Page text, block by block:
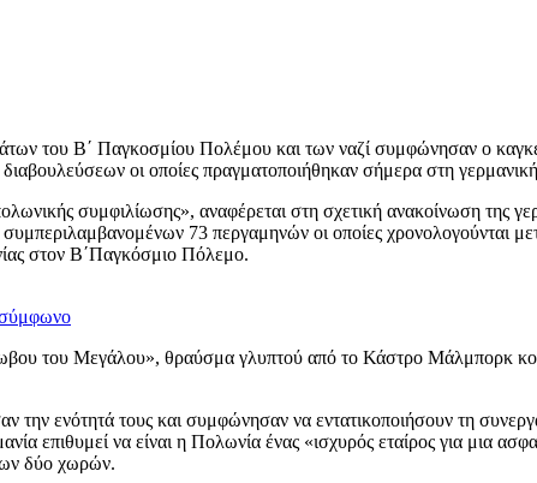
του Β΄ Παγκοσμίου Πολέμου και των ναζί συμφώνησαν ο
οι οποίες πραγματοποιήθηκαν σήμερα στη
συμφιλίωσης», αναφέρεται στη σχετική ανακοίνωση της
73 περγαμηνών οι οποίες χρονολογούνται
στον Β΄Παγκόσμιο Πόλεμο.
σύμφωνο
του Μεγάλου», θραύσμα γλυπτού από το Κάστρο Μάλμπορκ
ενότητά τους και συμφώνησαν να εντατικοποιήσουν τη
επιθυμεί να είναι η Πολωνία ένας «ισχυρός εταίρος για μια
δύο χωρών.